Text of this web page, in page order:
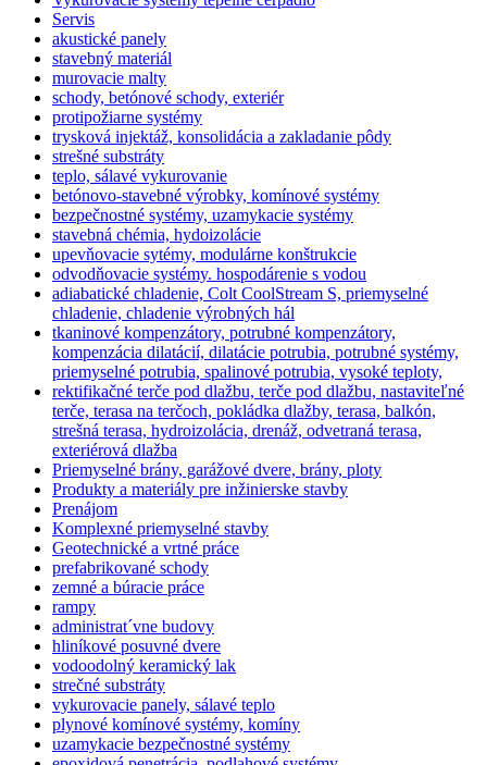
Servis
akustické panely
stavebný materiál
murovacie malty
schody, betónové schody, exteriér
protipožiarne systémy
trysková injektáž, konsolidácia a zakladanie pôdy
strešné substráty
teplo, sálavé vykurovanie
betónovo-stavebné výrobky, komínové systémy
bezpečnostné systémy, uzamykacie systémy
stavebná chémia, hydoizolácie
upevňovacie sytémy, modulárne konštrukcie
odvodňovacie systémy. hospodárenie s vodou
adiabatické chladenie, Colt CoolStream S, priemyselné
chladenie, chladenie výrobných hál
tkaninové kompenzátory, potrubné kompenzátory,
kompenzácia dilatácií, dilatácie potrubia, potrubné systémy,
priemyselné potrubia, spalinové potrubia, vysoké teploty,
rektifikačné terče pod dlažbu, terče pod dlažbu, nastaviteľné
terče, terasa na terčoch, pokládka dlažby, terasa, balkón,
strešná terasa, hydroizolácia, drenáž, odvetraná terasa,
exteriérová dlažba
Priemyselné brány, garážové dvere, brány, ploty
Produkty a materiály pre inžinierske stavby
Prenájom
Komplexné priemyselné stavby
Geotechnické a vrtné práce
prefabrikované schody
zemné a búracie práce
rampy
administrat´vne budovy
hliníkové posuvné dvere
vodoodolný keramický lak
strečné substráty
vykurovacie panely, sálavé teplo
plynové komínové systémy, komíny
uzamykacie bezpečnostné systémy